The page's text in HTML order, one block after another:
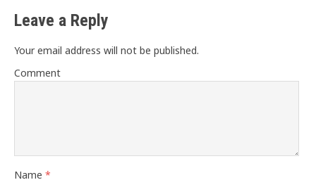
Leave a Reply
Your email address will not be published.
Comment
Name *